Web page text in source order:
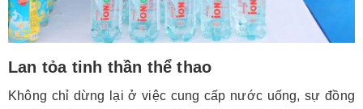
Lan tỏa tinh thần thể thao
Không chỉ dừng lại ở việc cung cấp nước uống, sự đồng